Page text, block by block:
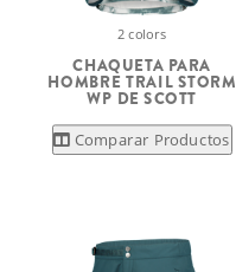
2 colors
CHAQUETA PARA
HOMBRE TRAIL STORM
WP DE SCOTT
Comparar Productos